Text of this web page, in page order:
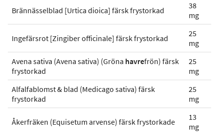
Brännässelblad [Urtica dioica] färsk frystorkad
38
mg
Ingefärsrot [Zingiber officinale] färsk frystorkad
25
mg
Avena sativa (Avena sativa) (Gröna havrefrön) färsk
frystorkad
25
mg
Alfalfablomst & blad (Medicago sativa) färsk
frystorkad
25
mg
Åkerfräken (Equisetum arvense) färsk frystorkade
13
mg